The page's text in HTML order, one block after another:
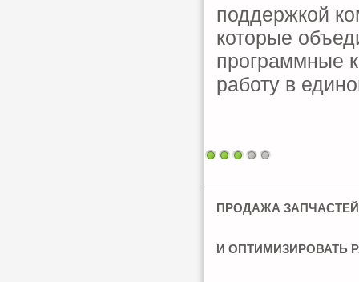
поддержкой
которые
программные
работу в
ПРОДАЖА
И ОПТИМИЗИРОВАТЬ